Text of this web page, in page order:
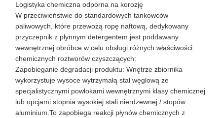
Logistyka chemiczna odporna na korozję
W przeciwieństwie do standardowych tankowców
paliwowych, które przewożą ropę naftową, dedykowany
przyczepnik z płynnym detergentem jest poddawany
wewnętrznej obróbce w celu obsługi różnych właściwości
chemicznych roztworów czyszczących:
Zapobieganie degradacji produktu: Wnętrze zbiornika
wykorzystuje wysoce wytrzymałą stal węglową ze
specjalistycznymi powłokami wewnętrznymi klasy chemicznej
lub opcjami stopnia wysokiej stali nierdzewnej / stopów
aluminium.To zapobiega reakcji płynów chemicznych z